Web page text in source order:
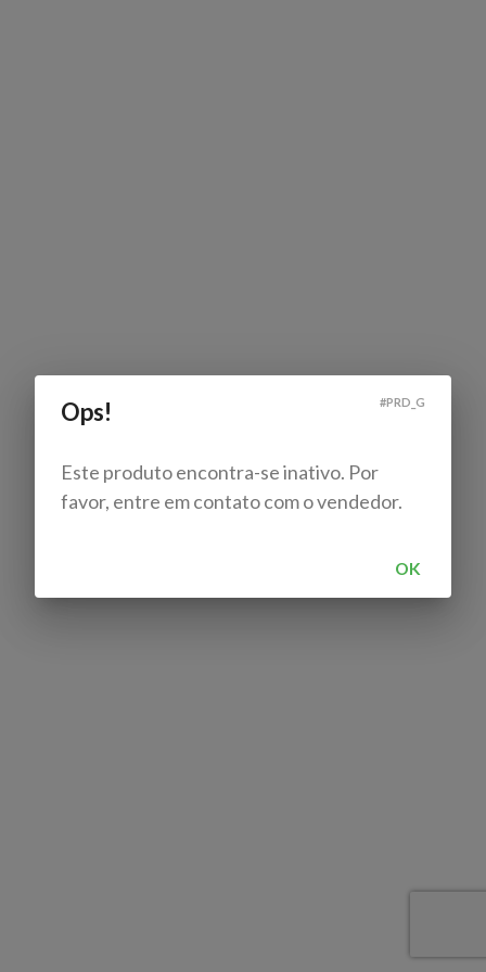
Ops! #PRD_G
Este produto encontra-se inativo. Por
favor, entre em contato com o vendedor.
OK